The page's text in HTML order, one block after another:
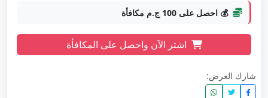
💰 احصل على 100 ج.م مكافأة
اشتر الآن واحصل على المكافأة
شارك العرض: